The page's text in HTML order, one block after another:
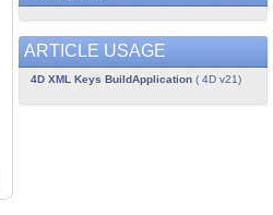
ARTICLE USAGE
4D XML Keys BuildApplication( 4D v21)